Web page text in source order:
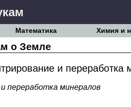
Математика Химия и
о Земле
и переработка
переработка минералов